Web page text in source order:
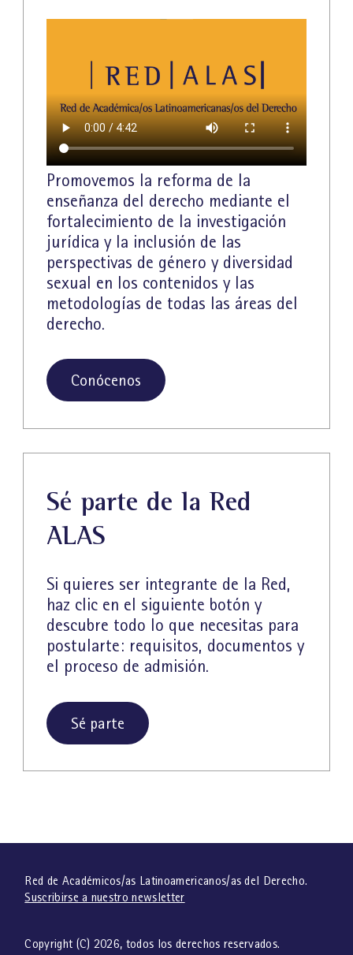
Promovemos la reforma de la
enseñanza del derecho mediante el
fortalecimiento de la investigación
jurídica y la inclusión de las
perspectivas de género y diversidad
sexual en los contenidos y las
metodologías de todas las áreas del
derecho.
Conócenos
Sé parte de la Red
ALAS
Si quieres ser integrante de la Red,
haz clic en el siguiente botón y
descubre todo lo que necesitas para
postularte: requisitos, documentos y
el proceso de admisión.
Sé parte
Red de Académicos/as Latinoamericanos/as del Derecho.
Suscribirse a nuestro newsletter
Copyright (C) 2026, todos los derechos reservados.